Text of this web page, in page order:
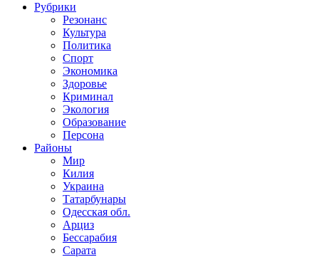
Рубрики
Резонанс
Культура
Политика
Спорт
Экономика
Здоровье
Криминал
Экология
Образование
Персона
Районы
Мир
Килия
Украина
Татарбунары
Одесская обл.
Арциз
Бессарабия
Сарата